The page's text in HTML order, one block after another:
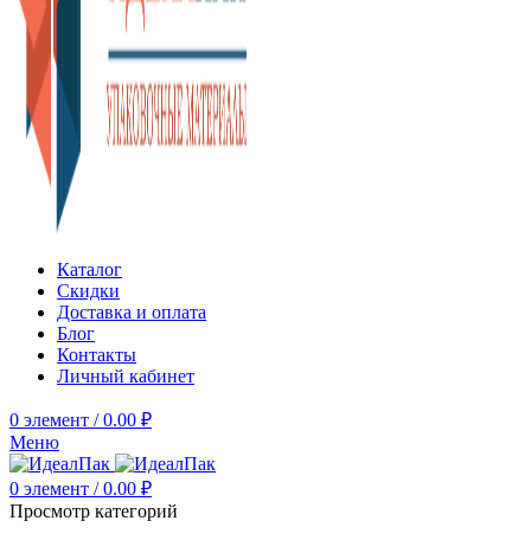
Каталог
Скидки
Доставка и оплата
Блог
Контакты
Личный кабинет
0 элемент / 0.00 ₽
Меню
0 элемент / 0.00 ₽
Просмотр категорий